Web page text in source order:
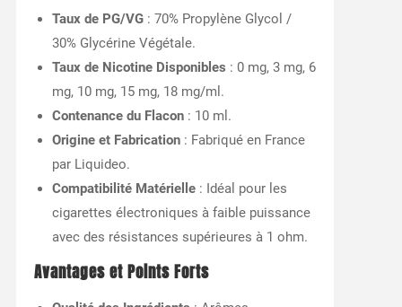
Taux de PG/VG: 70% Propylène Glycol /
30% Glycérine Végétale.
Taux de Nicotine Disponibles : 0 mg, 3 mg, 6
mg, 10 mg, 15 mg, 18 mg/ml.
Contenance du Flacon: 10 ml.
Origine et Fabrication: Fabriqué en France
par Liquideo.
Compatibilité Matérielle: Idéal pour les
cigarettes électroniques à faible puissance
avec des résistances supérieures à 1 ohm.
Avantages et Points Forts